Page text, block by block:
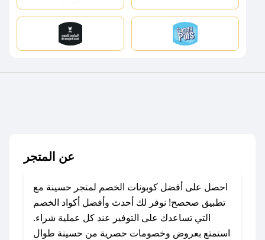
عن المتجر
احصل على أفضل كوبونات الخصم لمتجر حسينة مع
تطبيق صحصح! نوفر لك أحدث وأفضل أكواد الخصم
التي تساعدك على التوفير عند كل عملية شراء.
استمتع بعروض وخصومات حصرية من حسينة طوال